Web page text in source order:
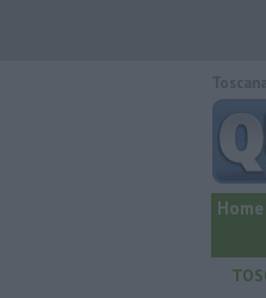
Home